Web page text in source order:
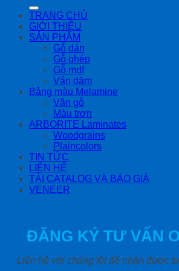
TRANG CHỦ
GIỚI THIỆU
SẢN PHẨM
Gỗ dán
Gỗ ghép
Gỗ mdf
Ván dăm
Bảng màu Melamine
Vân gỗ
Màu trơn
ARBORITE Laminates
Woodgrains
Plaincolors
TIN TỨC
LIÊN HỆ
TẢI CATALOG VÀ BÁO GIÁ
VENEER
ĐĂNG KÝ TƯ VẤN
Liên hệ với chúng tôi để nhận được